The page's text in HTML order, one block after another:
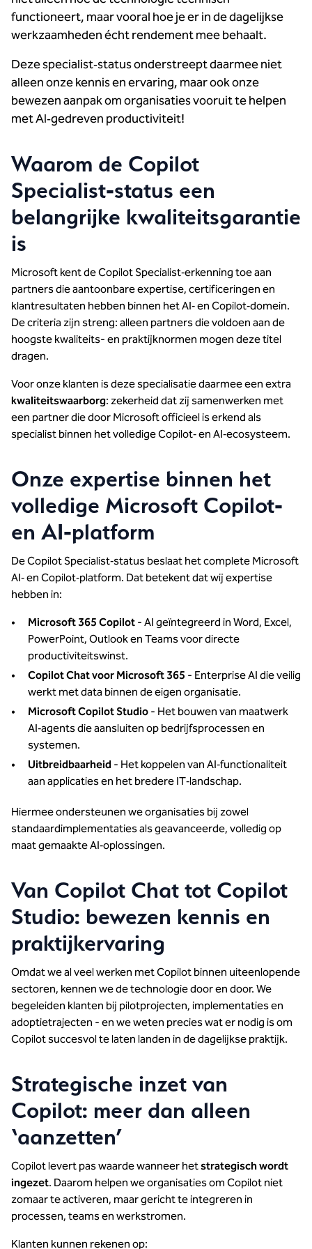
functioneert, maar vooral hoe je er in de dagelijkse
werkzaamheden écht rendement mee behaalt.
Deze specialist‑status onderstreept daarmee niet
alleen onze kennis en ervaring, maar ook onze
bewezen aanpak om organisaties vooruit te helpen
met AI‑gedreven productiviteit!
Waarom de Copilot
Specialist‑status een
belangrijke kwaliteitsgarantie
is
Microsoft kent de Copilot Specialist‑erkenning toe aan
partners die aantoonbare expertise, certificeringen en
klantresultaten hebben binnen het AI‑ en Copilot‑domein.
De criteria zijn streng: alleen partners die voldoen aan de
hoogste kwaliteits- en praktijknormen mogen deze titel
dragen.
Voor onze klanten is deze specialisatie daarmee een extra
kwaliteitswaarborg: zekerheid dat zij samenwerken met
een partner die door Microsoft officieel is erkend als
specialist binnen het volledige Copilot‑ en AI‑ecosysteem.
Onze expertise binnen het
volledige Microsoft Copilot‑
en AI‑platform
De Copilot Specialist‑status beslaat het complete Microsoft
AI‑ en Copilot‑platform. Dat betekent dat wij expertise
hebben in:
Microsoft 365 Copilot- AI geïntegreerd in Word, Excel,
PowerPoint, Outlook en Teams voor directe
productiviteitswinst.
Copilot Chat voor Microsoft 365 - Enterprise AI die veilig
werkt met data binnen de eigen organisatie.
Microsoft Copilot Studio- Het bouwen van maatwerk
AI‑agents die aansluiten op bedrijfsprocessen en
systemen.
Uitbreidbaarheid- Het koppelen van AI‑functionaliteit
aan applicaties en het bredere IT‑landschap.
Hiermee ondersteunen we organisaties bij zowel
standaardimplementaties als geavanceerde, volledig op
maat gemaakte AI‑oplossingen.
Van Copilot Chat tot Copilot
Studio: bewezen kennis en
praktijkervaring
Omdat we al veel werken met Copilot binnen uiteenlopende
sectoren, kennen we de technologie door en door. We
begeleiden klanten bij pilotprojecten, implementaties en
adoptietrajecten - en we weten precies wat er nodig is om
Copilot succesvol te laten landen in de dagelijkse praktijk.
Strategische inzet van
Copilot: meer dan alleen
‘aanzetten’
Copilot levert pas waarde wanneer hetstrategisch wordt
ingezet. Daarom helpen we organisaties om Copilot niet
zomaar te activeren, maar gericht te integreren in
processen, teams en werkstromen.
Klanten kunnen rekenen op: